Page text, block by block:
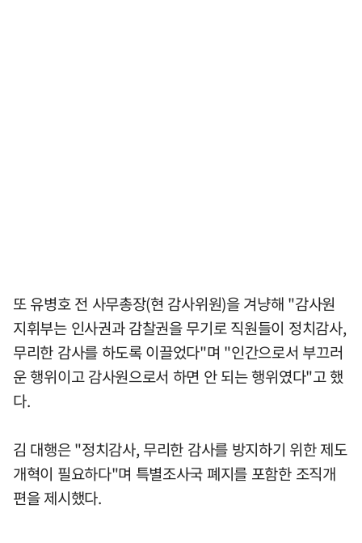
또 유병호 전 사무총장(현 감사위원)을 겨냥해 "감사원
지휘부는 인사권과 감찰권을 무기로 직원들이 정치감사,
무리한 감사를 하도록 이끌었다"며 "인간으로서 부끄러
운 행위이고 감사원으로서 하면 안 되는 행위였다"고 했
다.
김 대행은 "정치감사, 무리한 감사를 방지하기 위한 제도
개혁이 필요하다"며 특별조사국 폐지를 포함한 조직개
편을 제시했다.